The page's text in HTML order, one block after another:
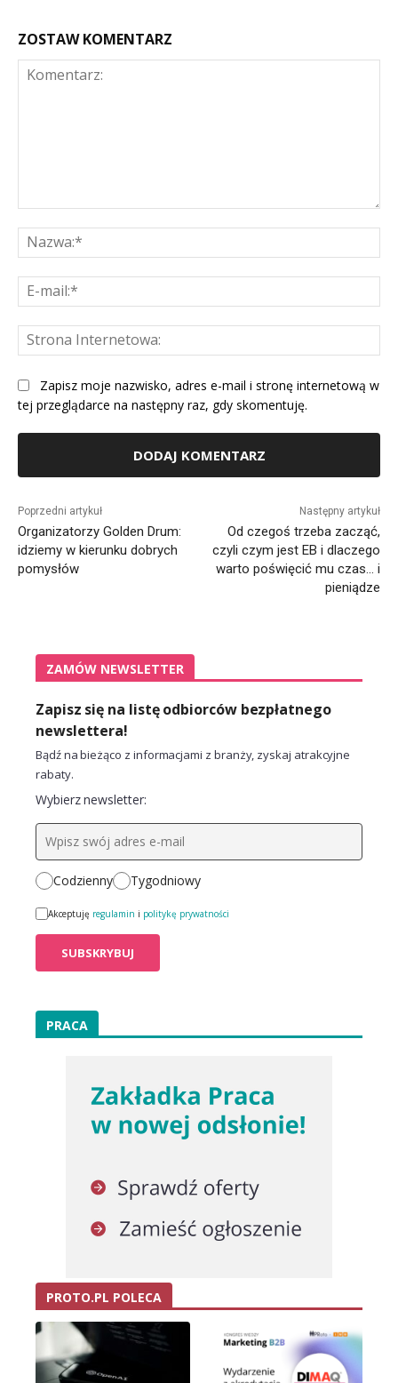
ZOSTAW KOMENTARZ
Zapisz moje nazwisko, adres e-mail i stronę internetową w
tej przeglądarce na następny raz, gdy skomentuję.
Poprzedni artykuł
Organizatorzy Golden Drum:
idziemy w kierunku dobrych
pomysłów
Następny artykuł
Od czegoś trzeba zacząć,
czyli czym jest EB i dlaczego
warto poświęcić mu czas… i
pieniądze
ZAMÓW NEWSLETTER
Zapisz się na listę odbiorców bezpłatnego
newslettera!
Bądź na bieżąco z informacjami z branży, zyskaj atrakcyjne
rabaty.
Wybierz newsletter:
Codzienny Tygodniowy
Akceptuję regulamin i politykę prywatności
PRACA
PROTO.PL POLECA